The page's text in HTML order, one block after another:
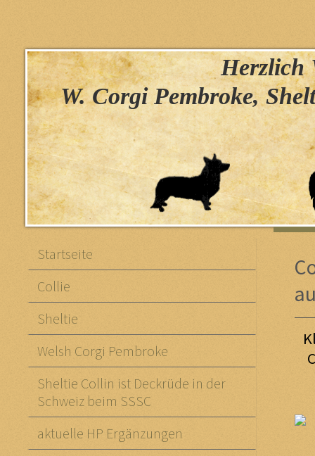
Herzlich
W. Corgi Pembroke,
Startseite
Collie
Sheltie
Welsh Corgi Pembroke
Sheltie Collin ist Deckrüde in der
Schweiz beim SSSC
aktuelle HP Ergänzungen